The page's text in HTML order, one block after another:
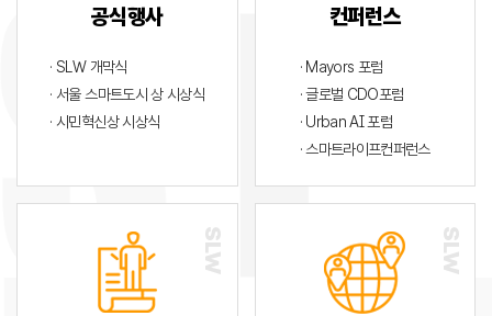
공식행사
· SLW 개막식
· 서울 스마트도시 상 시상식
· 시민혁신상 시상식
컨퍼런스
· Mayors 포럼
· 글로벌 CDO포럼
· Urban AI 포럼
· 스마트라이프컨퍼런스